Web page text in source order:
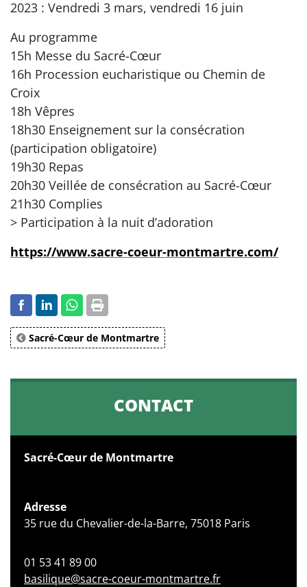
2023 : Vendredi 3 mars, vendredi 16 juin
Au programme
15h Messe du Sacré-Cœur
16h Procession eucharistique ou Chemin de
Croix
18h Vêpres
18h30 Enseignement sur la consécration
(participation obligatoire)
19h30 Repas
20h30 Veillée de consécration au Sacré-Cœur
21h30 Complies
> Participation à la nuit d’adoration
https://www.sacre-coeur-montmartre.com/
Sacré-Cœur de Montmartre
CONTACT
Sacré-Cœur de Montmartre
Adresse
35 rue du Chevalier-de-la-Barre, 75018 Paris
01 53 41 89 00
basilique@sacre-coeur-montmartre.fr